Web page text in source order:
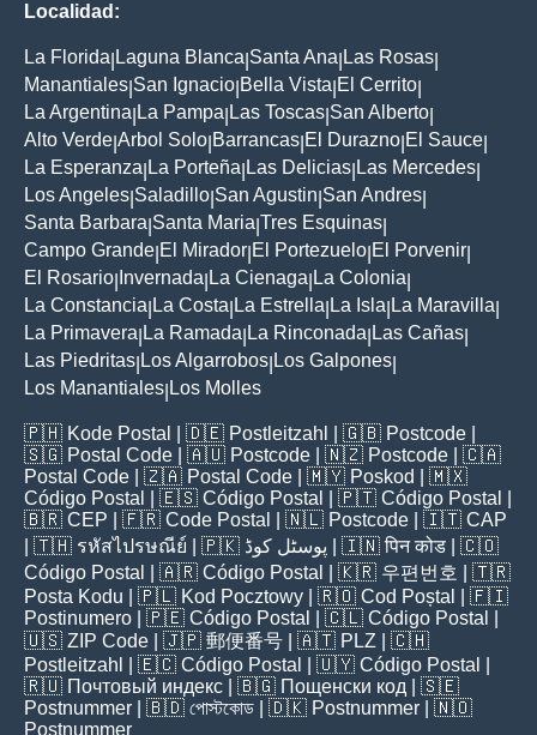
Localidad:
La Florida Laguna Blanca Santa Ana Las Rosas
Manantiales San Ignacio Bella Vista El Cerrito
La Argentina La Pampa Las Toscas San Alberto
Alto Verde Arbol Solo Barrancas El Durazno El Sauce
La Esperanza La Porteña Las Delicias Las Mercedes
Los Angeles Saladillo San Agustin San Andres
Santa Barbara Santa Maria Tres Esquinas
Campo Grande El Mirador El Portezuelo El Porvenir
El Rosario Invernada La Cienaga La Colonia
La Constancia La Costa La Estrella La Isla La Maravilla
La Primavera La Ramada La Rinconada Las Cañas
Las Piedritas Los Algarrobos Los Galpones
Los Manantiales Los Molles
🇵🇭 Kode Postal | 🇩🇪 Postleitzahl | 🇬🇧 Postcode
🇸🇬 Postal Code | 🇦🇺 Postcode | 🇳🇿 Postcode | 🇨🇦
Postal Code | 🇿🇦 Postal Code | 🇲🇾 Poskod
| 🇲🇽
Código Postal
| 🇪🇸 Código Postal | 🇵🇹 Código Postal
🇧🇷 CEP | 🇫🇷 Code Postal | 🇳🇱 Postcode | 🇮🇹 CAP
| 🇹🇭 รหัสไปรษณีย์ | 🇵🇰 پوسٹل کوڈ | 🇮🇳पिन कोड | 🇨🇴
Código Postal
| 🇦🇷 Código Postal | 🇰🇷 우편번호
| 🇹🇷
Posta Kodu | 🇵🇱 Kod Pocztowy | 🇷🇴 Cod Poștal
| 🇫🇮
Postinumero | 🇵🇪 Código Postal | 🇨🇱 Código Postal
🇺🇸 ZIP Code | 🇯🇵 郵便番号 | 🇦🇹 PLZ | 🇨🇭
Postleitzahl
| 🇪🇨 Código Postal | 🇺🇾 Código Postal
🇷🇺 Почтовый индекс | 🇧🇬 Пощенски код | 🇸🇪
Postnummer | 🇧🇩 পোস্টকোড | 🇩🇰 Postnummer | 🇳🇴
Postnummer